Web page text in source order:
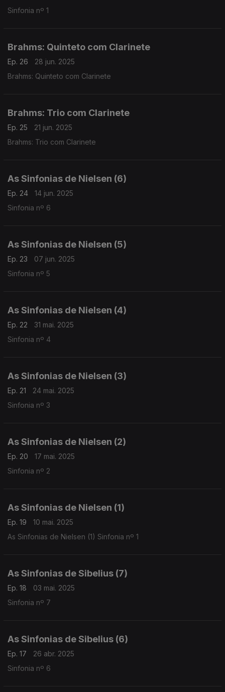
Sinfonia nº 1
Brahms: Quinteto com Clarinete
Ep. 26
28 jun. 2025
Brahms: Quinteto com Clarinete
Brahms: Trio com Clarinete
Ep. 25
21 jun. 2025
Brahms: Trio com Clarinete
As Sinfonias de Nielsen (6)
Ep. 24
14 jun. 2025
Sinfonia nº 6
As Sinfonias de Nielsen (5)
Ep. 23
07 jun. 2025
Sinfonia nº 5
As Sinfonias de Nielsen (4)
Ep. 22
31 mai. 2025
Sinfonia nº 4
As Sinfonias de Nielsen (3)
Ep. 21
24 mai. 2025
Sinfonia nº 3
As Sinfonias de Nielsen (2)
Ep. 20
17 mai. 2025
Sinfonia nº 2
As Sinfonias de Nielsen (1)
Ep. 19
10 mai. 2025
As Sinfonias de Nielsen (1) Sinfonia nº 1
As Sinfonias de Sibelius (7)
Ep. 18
03 mai. 2025
Sinfonia nº 7
As Sinfonias de Sibelius (6)
Ep. 17
26 abr. 2025
Sinfonia nº 6